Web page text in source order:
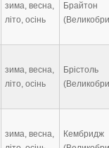
зима, весна,
літо, осінь
Брайтон
зима, весна,
літо, осінь
Брістоль
зима, весна,
Кембридж